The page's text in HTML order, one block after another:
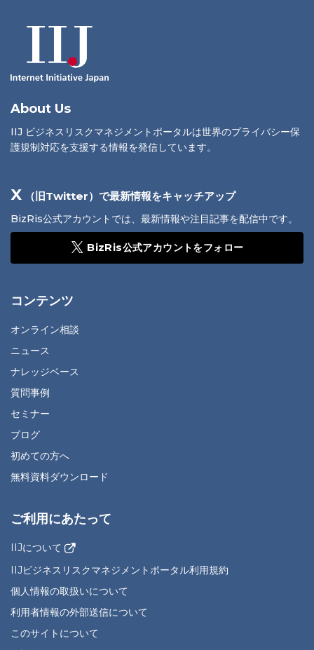
About Us
IIJ ビジネスリスクマネジメントポータルは世界のプライバシー保
護規制対応を支援する情報を発信しています。
X （旧Twitter）で最新情報をキャッチアップ
BizRis公式アカウントでは、最新情報や注目記事を配信中です。
BizRis公式アカウントをフォロー
コンテンツ
オンライン相談
ニュース
ナレッジベース
質問事例
セミナー
ブログ
初めての方へ
無料資料ダウンロード
ご利用にあたって
IIJについて
IIJビジネスリスクマネジメントポータル利用規約
個人情報の取扱いについて
利用者情報の外部送信について
このサイトについて